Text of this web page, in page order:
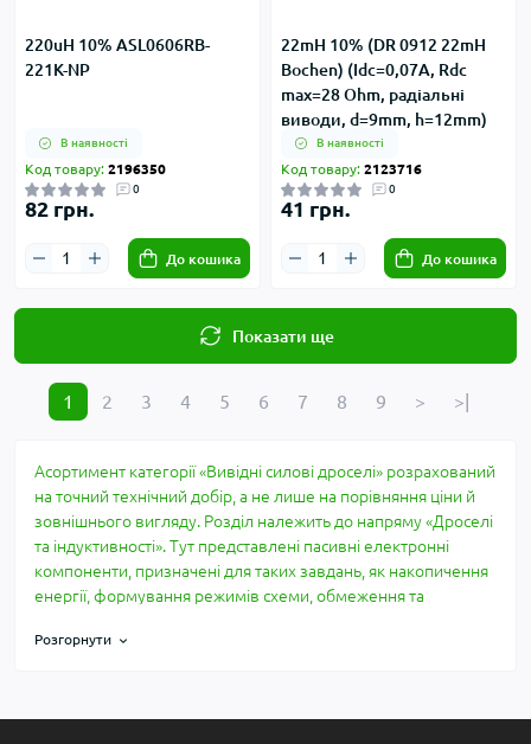
220uH 10% ASL0606RB-
221K-NP
В наявності
Код товару: 2196350
0
82 грн.
До кошика
22mH 10% (DR 0912 22mH
Bochen) (Idc=0,07А, Rdc
max=28 Ohm, радіальні
виводи, d=9mm, h=12mm)
В наявності
Код товару: 2123716
0
41 грн.
До кошика
Показати ще
1 2 3 4 5 6 7 8 9 > >|
Асортимент категорії «Вивідні силові дроселі» розрахований
на точний технічний добір, а не лише на порівняння ціни й
зовнішнього вигляду. Розділ належить до напряму «Дроселі
та індуктивності». Тут представлені пасивні електронні
компоненти, призначені для таких завдань, як накопичення
енергії, формування режимів схеми, обмеження та
за практичними параметрами: що перевірити до купівлі, які
Розгорнути